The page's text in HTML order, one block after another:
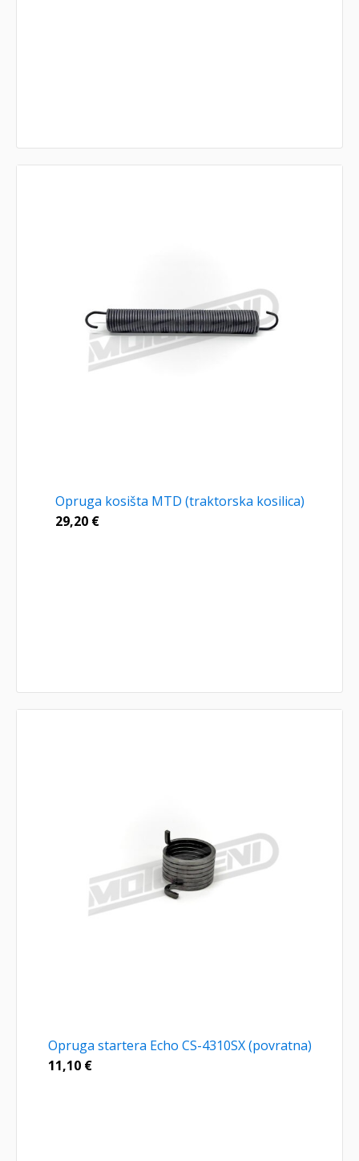
Opruga kosišta MTD (traktorska kosilica)
29,20 €
Opruga startera Echo CS-4310SX (povratna)
11,10 €